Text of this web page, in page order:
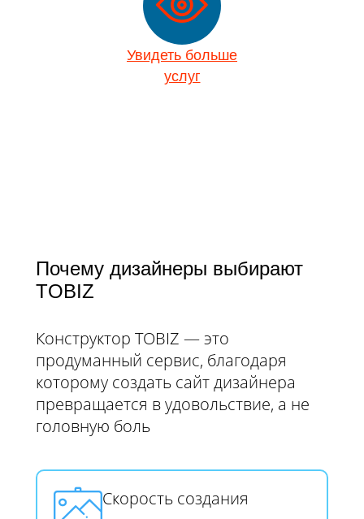
Увидеть больше
услуг
Почему дизайнеры выбирают
TOBIZ
Конструктор TOBIZ — это
продуманный сервис, благодаря
которому создать сайт дизайнера
превращается в удовольствие, а не
головную боль
Скорость создания​​​​​​​